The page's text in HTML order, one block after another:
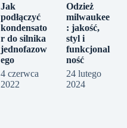
Jak
podłączyć
kondensato
r do silnika
jednofazow
ego
4 czerwca
2022
Odzież
milwaukee
: jakość,
styl i
funkcjonal
ność
24 lutego
2024